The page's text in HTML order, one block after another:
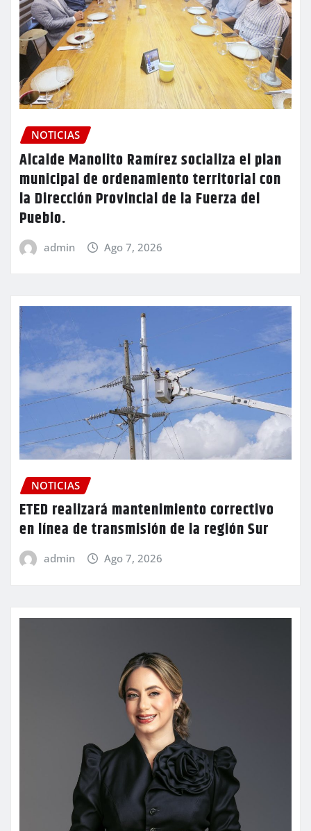
NOTICIAS
Alcalde Manolito Ramírez socializa el plan
municipal de ordenamiento territorial con
la Dirección Provincial de la Fuerza del
Pueblo.
admin Ago 7, 2026
NOTICIAS
ETED realizará mantenimiento correctivo
en línea de transmisión de la región Sur
admin Ago 7, 2026